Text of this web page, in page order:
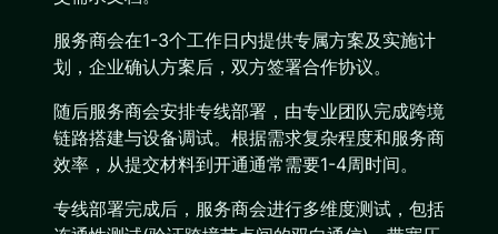
服务商会在1-3个工作日内提供专属方案及实施计
划，企业确认方案后，双方签署合作协议。
随后服务商会安排专线部署，由专业团队完成跨境
链路搭建与设备调试。根据需求复杂程度和服务商
效率，从提交材料到开通通常需要1-4周时间。
专线部署完成后，服务商会进行多维度测试，包括